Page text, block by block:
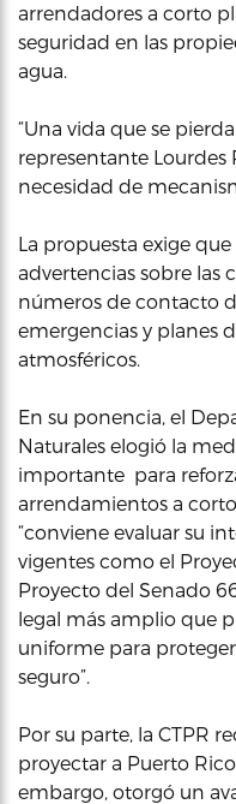
arrendadores a corto
seguridad en las
agua.
“Una vida que se
representante Lourdes
necesidad de
La propuesta exige
advertencias sobre las
números de contacto
emergencias y planes
atmosféricos.
En su ponencia, el
Naturales elogió la
importante para
arrendamientos a
“conviene evaluar su
vigentes como el
Proyecto del Senado
legal más amplio que
uniforme para
seguro”.
Por su parte, la CTPR
proyectar a Puerto
embargo, otorgó un